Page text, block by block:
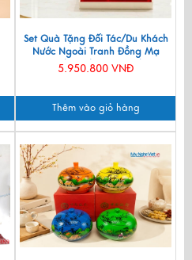
Set Quà Tặng Đối Tác/Du Khách
Nước Ngoài Tranh Đồng Mạ
Vàng 24k & Hộp Trang Sức Sơn
Mài CBQT006/2
5.950.800 VNĐ
Thêm vào giỏ hàng